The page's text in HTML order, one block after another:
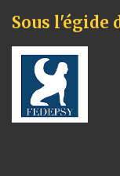
Sous l'égide